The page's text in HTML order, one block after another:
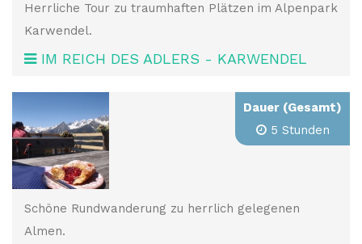
Herrliche Tour zu traumhaften Plätzen im Alpenpark
Karwendel.
IM REICH DES ADLERS - KARWENDEL
Schöne Rundwanderung zu herrlich gelegenen
Almen.
Dauer (Gesamt)
5 Stunden